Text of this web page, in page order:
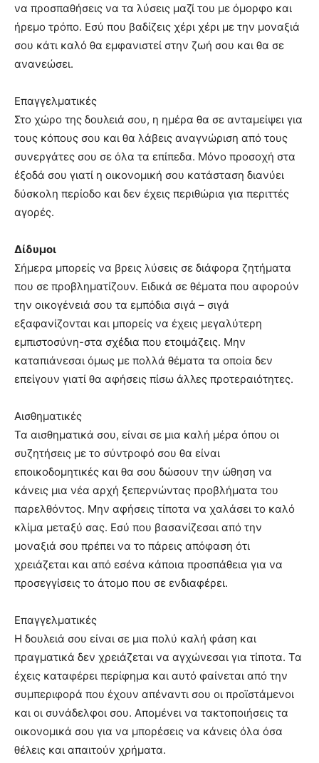
να προσπαθήσεις να τα λύσεις μαζί του με όμορφο και
ήρεμο τρόπο. Εσύ που βαδίζεις χέρι χέρι με την μοναξιά
σου κάτι καλό θα εμφανιστεί στην ζωή σου και θα σε
ανανεώσει.
Επαγγελματικές
Στο χώρο της δουλειά σου, η ημέρα θα σε ανταμείψει για
τους κόπους σου και θα λάβεις αναγνώριση από τους
συνεργάτες σου σε όλα τα επίπεδα. Μόνο προσοχή στα
έξοδά σου γιατί η οικονομική σου κατάσταση διανύει
δύσκολη περίοδο και δεν έχεις περιθώρια για περιττές
αγορές.
Δίδυμοι
Σήμερα μπορείς να βρεις λύσεις σε διάφορα ζητήματα
που σε προβληματίζουν. Ειδικά σε θέματα που αφορούν
την οικογένειά σου τα εμπόδια σιγά – σιγά
εξαφανίζονται και μπορείς να έχεις μεγαλύτερη
εμπιστοσύνη-στα σχέδια που ετοιμάζεις. Μην
καταπιάνεσαι όμως με πολλά θέματα τα οποία δεν
επείγουν γιατί θα αφήσεις πίσω άλλες προτεραιότητες.
Αισθηματικές
Τα αισθηματικά σου, είναι σε μια καλή μέρα όπου οι
συζητήσεις με το σύντροφό σου θα είναι
εποικοδομητικές και θα σου δώσουν την ώθηση να
κάνεις μια νέα αρχή ξεπερνώντας προβλήματα του
παρελθόντος. Μην αφήσεις τίποτα να χαλάσει το καλό
κλίμα μεταξύ σας. Εσύ που βασανίζεσαι από την
μοναξιά σου πρέπει να το πάρεις απόφαση ότι
χρειάζεται και από εσένα κάποια προσπάθεια για να
προσεγγίσεις το άτομο που σε ενδιαφέρει.
Επαγγελματικές
Η δουλειά σου είναι σε μια πολύ καλή φάση και
πραγματικά δεν χρειάζεται να αγχώνεσαι για τίποτα. Τα
έχεις καταφέρει περίφημα και αυτό φαίνεται από την
συμπεριφορά που έχουν απέναντι σου οι προϊστάμενοι
και οι συνάδελφοι σου. Απομένει να τακτοποιήσεις τα
οικονομικά σου για να μπορέσεις να κάνεις όλα όσα
θέλεις και απαιτούν χρήματα.